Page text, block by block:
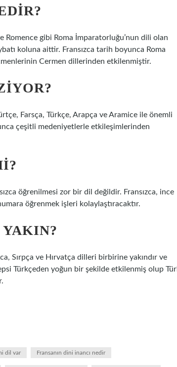
Romence gibi Roma İmparatorluğu’nun dili olan
koluna aittir. Fransızca tarih boyunca Roma
Cermen dillerinden etkilenmiştir.
Farsça, Türkçe, Arapça ve Aramice ile önemli
çeşitli medeniyetlerle etkileşimlerinden
öğrenilmesi zor bir dil değildir. Fransızca, ince
öğrenmek işleri kolaylaştıracaktır.
Sırpça ve Hırvatça dilleri birbirine yakındır ve
Türkçeden yoğun bir şekilde etkilenmiş olup
dil var Fransanın dini inancı nedir